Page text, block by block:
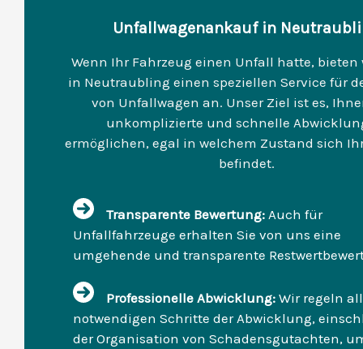
Unfallwagenankauf in
Wenn Ihr Fahrzeug einen Unfall hatte, bieten
in Neutraubling einen speziellen Service für
von Unfallwagen an. Unser Ziel ist es,
unkomplizierte und schnelle
ermöglichen, egal in welchem Zustand sich
befindet.
Transparente Bewertung: Auch für
Unfallfahrzeuge erhalten Sie von uns eine
umgehende und transparente
Professionelle Abwicklung: Wir regeln
notwendigen Schritte der Abwicklung,
der Organisation von Schadensgutachten,